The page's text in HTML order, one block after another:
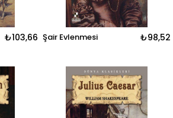
₺103,66 Şair Evlenmesi ₺98,52